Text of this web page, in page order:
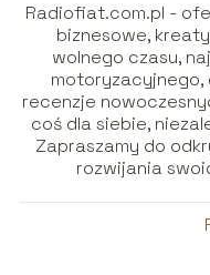
Radiofiat.com.pl -
biznesowe,
wolnego czasu,
motoryzacyjnego,
recenzje
coś dla siebie,
Zapraszamy do
rozwijania